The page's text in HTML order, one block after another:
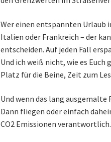
Wer einen entspannten Urlaub
Italien oder Frankreich – der
entscheiden. Auf jeden Fall
Und ich weiß nicht, wie es
Platz für die Beine, Zeit zum
Und wenn das lang
Dann fliegen oder einfach
CO2 Emissionen